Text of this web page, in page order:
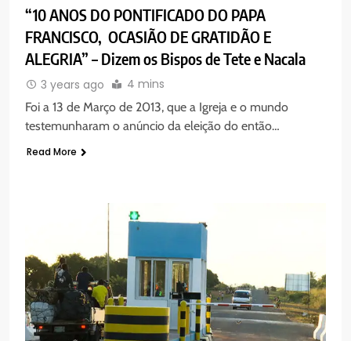
“10 ANOS DO PONTIFICADO DO PAPA
FRANCISCO, OCASIÃO DE GRATIDÃO E
ALEGRIA” – Dizem os Bispos de Tete e Nacala
3 years ago 4 mins
Foi a 13 de Março de 2013, que a Igreja e o mundo
testemunharam o anúncio da eleição do então…
Read More